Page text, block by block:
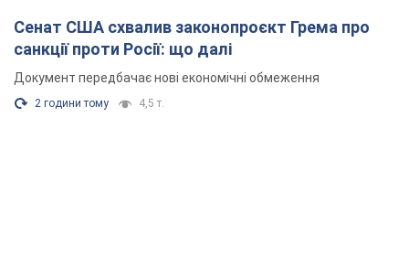
Сенат США схвалив законопроєкт Грема про
санкції проти Росії: що далі
Документ передбачає нові економічні обмеження
2 години тому 4,5 т.